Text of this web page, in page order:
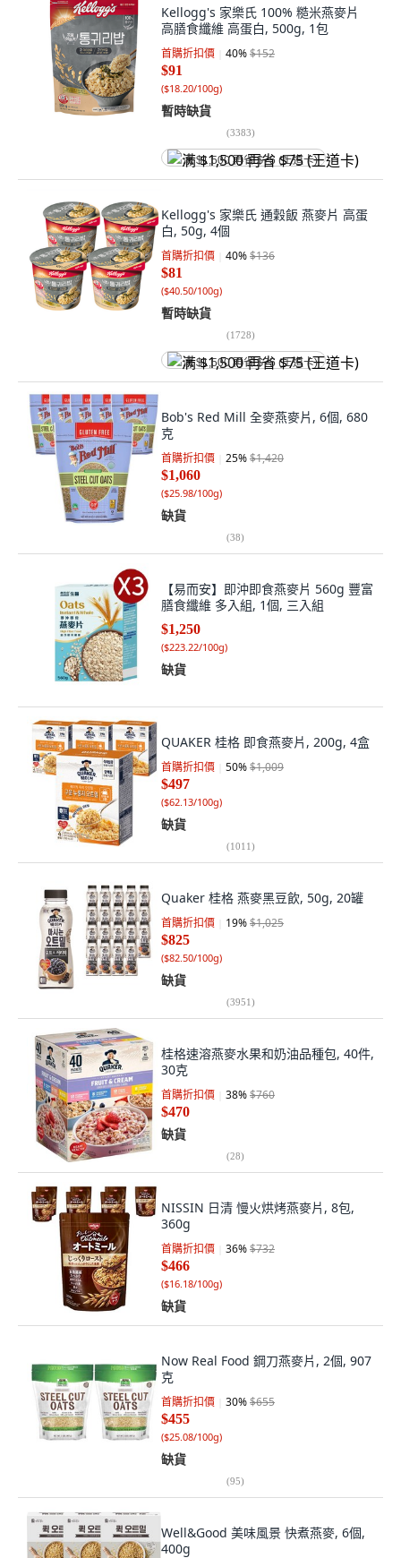
Kellogg's 家樂氏 100% 糙米燕麥片
高膳食纖維 高蛋白, 500g, 1包
首購折扣價 40%$152
$91
($18.20/100g)
暫時缺貨
(3383)
满 $1,500 再省 $75 (王道卡)
Kellogg's 家樂氏 通穀飯 燕麥片 高蛋
白, 50g, 4個
首購折扣價 40%$136
$81
($40.50/100g)
暫時缺貨
(1728)
满 $1,500 再省 $75 (王道卡)
Bob's Red Mill 全麥燕麥片, 6個, 680
克
首購折扣價 25%$1,420
$1,060
($25.98/100g)
缺貨
(38)
【易而安】即沖即食燕麥片 560g 豐富
膳食纖維 多入組, 1個, 三入組
$1,250
($223.22/100g)
缺貨
QUAKER 桂格 即食燕麥片, 200g, 4盒
首購折扣價 50%$1,009
$497
($62.13/100g)
缺貨
(1011)
Quaker 桂格 燕麥黑豆飲, 50g, 20罐
首購折扣價 19%$1,025
$825
($82.50/100g)
缺貨
(3951)
桂格速溶燕麥水果和奶油品種包, 40件,
30克
首購折扣價 38%$760
$470
缺貨
(28)
NISSIN 日清 慢火烘烤燕麥片, 8包,
360g
首購折扣價 36%$732
$466
($16.18/100g)
缺貨
Now Real Food 鋼刀燕麥片, 2個, 907
克
首購折扣價 30%$655
$455
($25.08/100g)
缺貨
(95)
Well&Good 美味風景 快煮燕麥, 6個,
400g